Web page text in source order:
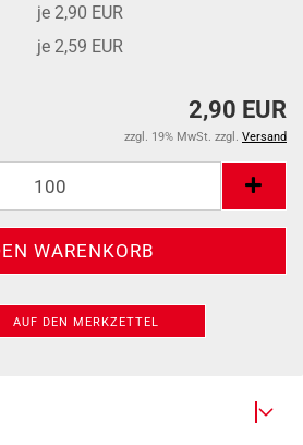
je 2,90 EUR
je 2,59 EUR
2,90 EUR
zzgl. 19% MwSt. zzgl. Versand
AUF DEN MERKZETTEL